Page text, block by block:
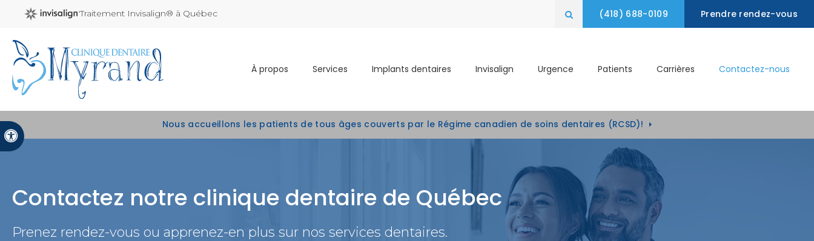
Version accessible
Traitement Invisalign® à Québec Ouvrir le champ de recherche
(418) 688-0109 Prendre rendez-vous
À propos Services Implants dentaires Invisalign Urgence Patients Carrières Contactez-nous
Nous accueillons les patients de tous âges couverts par le Régime canadien de soins dentaires (RCSD)!
Contactez notre clinique dentaire de Québec
Prenez rendez-vous ou apprenez-en plus sur nos services dentaires.